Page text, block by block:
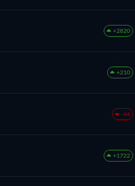
+2820
+210
-44
+1722